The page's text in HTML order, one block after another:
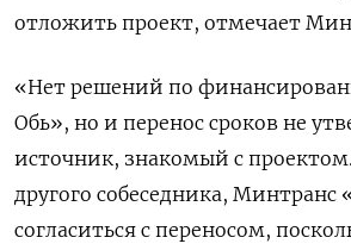
отложить проект, отмечает
«Нет решений по
Обь», но и перенос сроков не
источник, знакомый с
другого собеседника,
согласиться с переносом,